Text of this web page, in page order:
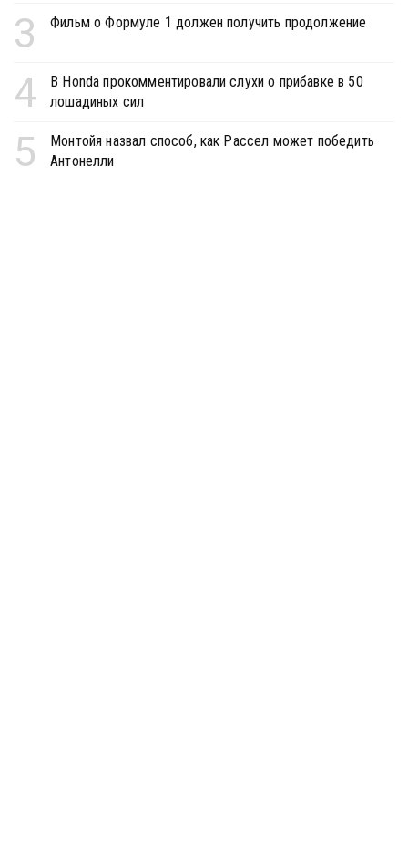
3 Фильм о Формуле 1 должен получить продолжение
4
В Honda прокомментировали слухи о прибавке в 50
лошадиных сил
5
Монтойя назвал способ, как Рассел может победить
Антонелли